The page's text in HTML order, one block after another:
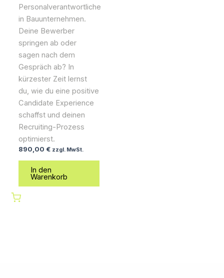
Personalverantwortliche
in Bauunternehmen.
Deine Bewerber
springen ab oder
sagen nach dem
Gespräch ab? In
kürzester Zeit lernst
du, wie du eine positive
Candidate Experience
schaffst und deinen
Recruiting-Prozess
optimierst.
890,00 € zzgl. MwSt.
In den
Warenkorb